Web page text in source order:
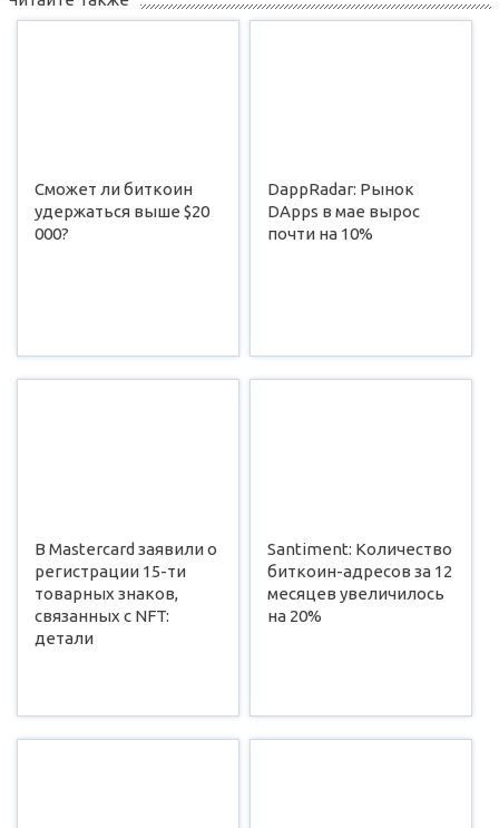
Сможет ли биткоин
удержаться выше $20
000?
DappRadar: Рынок
DApps в мае вырос
почти на 10%
В Mastercard заявили о
регистрации 15-ти
товарных знаков,
связанных с NFT:
детали
Santiment: Количество
биткоин-адресов за 12
месяцев увеличилось
на 20%